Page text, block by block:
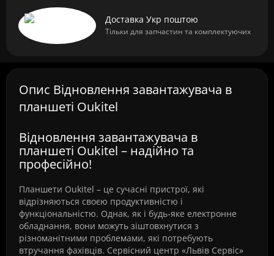
Доставка Укр поштою
Тільки для запчастин та комплектуючих
Опис Відновлення завантажувача в
планшеті Oukitel
Відновлення завантажувача в
планшеті Oukitel – надійно та
професійно!
Планшети Oukitel – це сучасні пристрої, які
відрізняються своєю продуктивністю і
функціональністю. Однак, як і будь-яке електронне
обладнання, вони можуть зіштовхнутися з
різноманітними проблемами, які потребують
втручання фахівців. Сервісний центр «Львів Сервіс»